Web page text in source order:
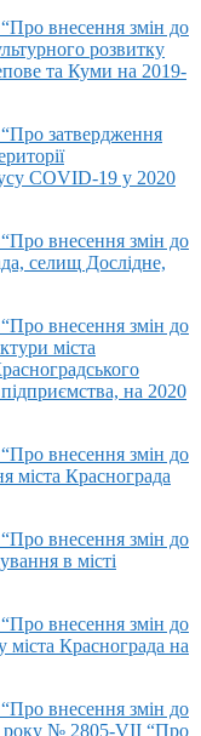
внесення змін до
розвитку
та Куми на 2019-
затвердження
COVID-19 у 2020
внесення змін до
селищ Дослідне,
внесення змін до
міста
на 2020
внесення змін до
міста Краснограда
внесення змін до
в місті
внесення змін до
Краснограда на
внесення змін до
року № 2805-VIІ “Про